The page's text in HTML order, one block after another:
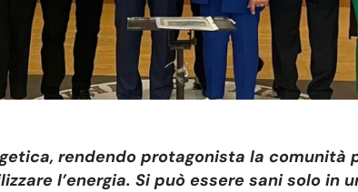
rendendo protagonista la comunità
l’energia. Si può essere sani solo in